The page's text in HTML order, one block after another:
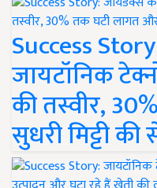
Success
जायटॉनिक
की तस्वीर,
सुधरी मिट्टी